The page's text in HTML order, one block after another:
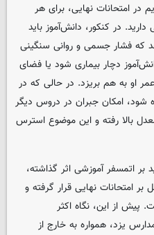
امتحانات نهایی، برای هر
در کنکور، دانش‌آموز باید
که فشار جسمی و روانی سنگینی
دچار بیماری شود یا فضای
او به هم بریزد. در حالی که در
شود، امکان جبران در دروس دیگر
بالا رفته و این موضوع استرس
بر اتمسفر آموزشی اثر گذاشته،
امتحانات نهایی قرار گرفته و
پیش از این، نگاه اکثر
یزد، همواره به خارج از